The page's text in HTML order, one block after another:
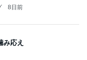
Powered by Ame